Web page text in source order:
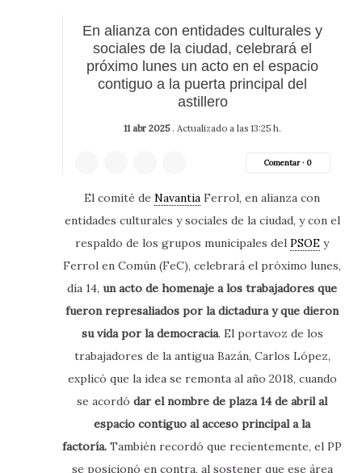
En alianza con entidades culturales y
sociales de la ciudad, celebrará el
próximo lunes un acto en el espacio
contiguo a la puerta principal del
astillero
11 abr 2025. Actualizado a las 13:25 h.
Comentar · 0
El comité deNavantia Ferrol, en alianza con
entidades culturales y sociales de la ciudad, y con el
respaldo de los grupos municipales delPSOE y
Ferrol en Común (FeC), celebrará el próximo lunes,
día 14,un acto de homenaje a los trabajadores que
fueron represaliados por la dictadura y que dieron
su vida por la democracia. El portavoz de los
trabajadores de la antigua Bazán, Carlos López,
explicó que la idea se remonta al año 2018, cuando
se acordódar el nombre de plaza 14 de abril al
espacio contiguo al acceso principal a la
factoría. También recordó que recientemente, el PP
se posicionó en contra, al sostener que ese área